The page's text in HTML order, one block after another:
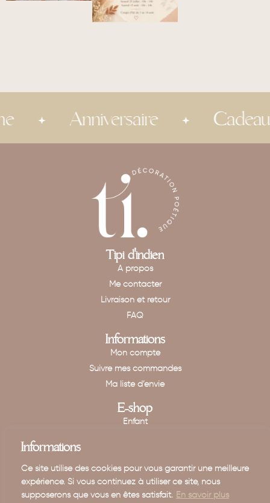
Informations
Ce site utilise des cookies pour vous garantir une meilleure
expérience. Si vous continuez à utiliser ce site, nous
supposerons que vous en êtes satisfait. En savoir plus
Anniversaire Cadeau
Tipi d'indien
A propos
Me contacter
Livraison et retour
FAQ
Informations
Mon compte
Suivre mes commandes
Ma liste d’envie
E-shop
Enfant
Carte cadeau